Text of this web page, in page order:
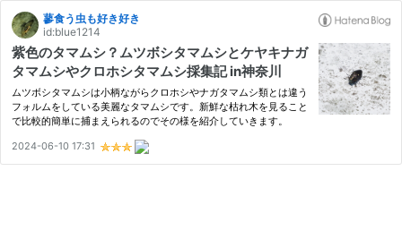
蓼食う虫も好き好き
id:blue1214
紫色のタマムシ？ムツボシタマムシとケヤキナガ
タマムシやクロホシタマムシ採集記 in神奈川
ムツボシタマムシは小柄ながらクロホシやナガタマムシ類とは違う
フォルムをしている美麗なタマムシです。新鮮な枯れ木を見ること
で比較的簡単に捕まえられるのでその様を紹介していきます。
2024-06-10 17:31